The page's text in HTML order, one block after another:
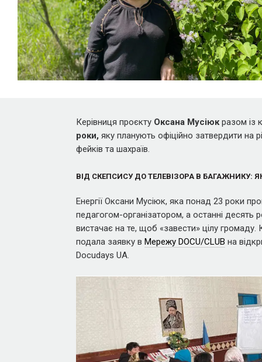
Керівниця проєкту Оксана Мусіюкразом із
роки, яку планують офіційно затвердити на
фейків та шахраїв.
ВІД СКЕПСИСУ ДО ТЕЛЕВІЗОРА В БАГАЖНИКУ:
Енергії Оксани Мусіюк, яка понад 23 роки
педагогом-організатором, а останні десять
вистачає на те, щоб «завести» цілу
подала заявку в Мережу DOCU/CLUB на
Docudays UA.